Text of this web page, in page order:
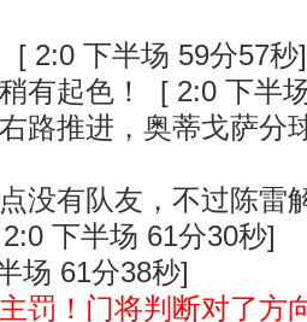
[ 2:0 下半场 59分57秒]
有起色！
[ 2:0 下半
路推进，奥蒂戈萨分
没有队友，不过陈雷
下半场 61分30秒]
场 61分38秒]
罚！门将判断对了方